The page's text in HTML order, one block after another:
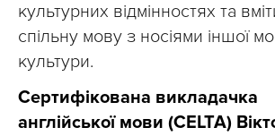
культурних відмінностях та
спільну мову з носіями іншої
культури.
Сертифікована викладачка
англійської мови (CELTA)